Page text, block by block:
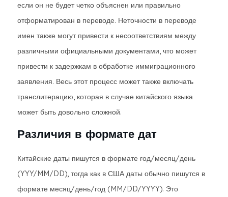
если он не будет четко объяснен или правильно
отформатирован в переводе. Неточности в переводе
имен также могут привести к несоответствиям между
различными официальными документами, что может
привести к задержкам в обработке иммиграционного
заявления. Весь этот процесс может также включать
транслитерацию, которая в случае китайского языка
может быть довольно сложной.
Различия в формате дат
Китайские даты пишутся в формате год/месяц/день
(YYY/MM/DD), тогда как в США даты обычно пишутся в
формате месяц/день/год (MM/DD/YYYY). Это